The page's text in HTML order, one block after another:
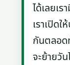
ได้เลยเ
เราเปิด
กันตลอด
จะย้ายวัน